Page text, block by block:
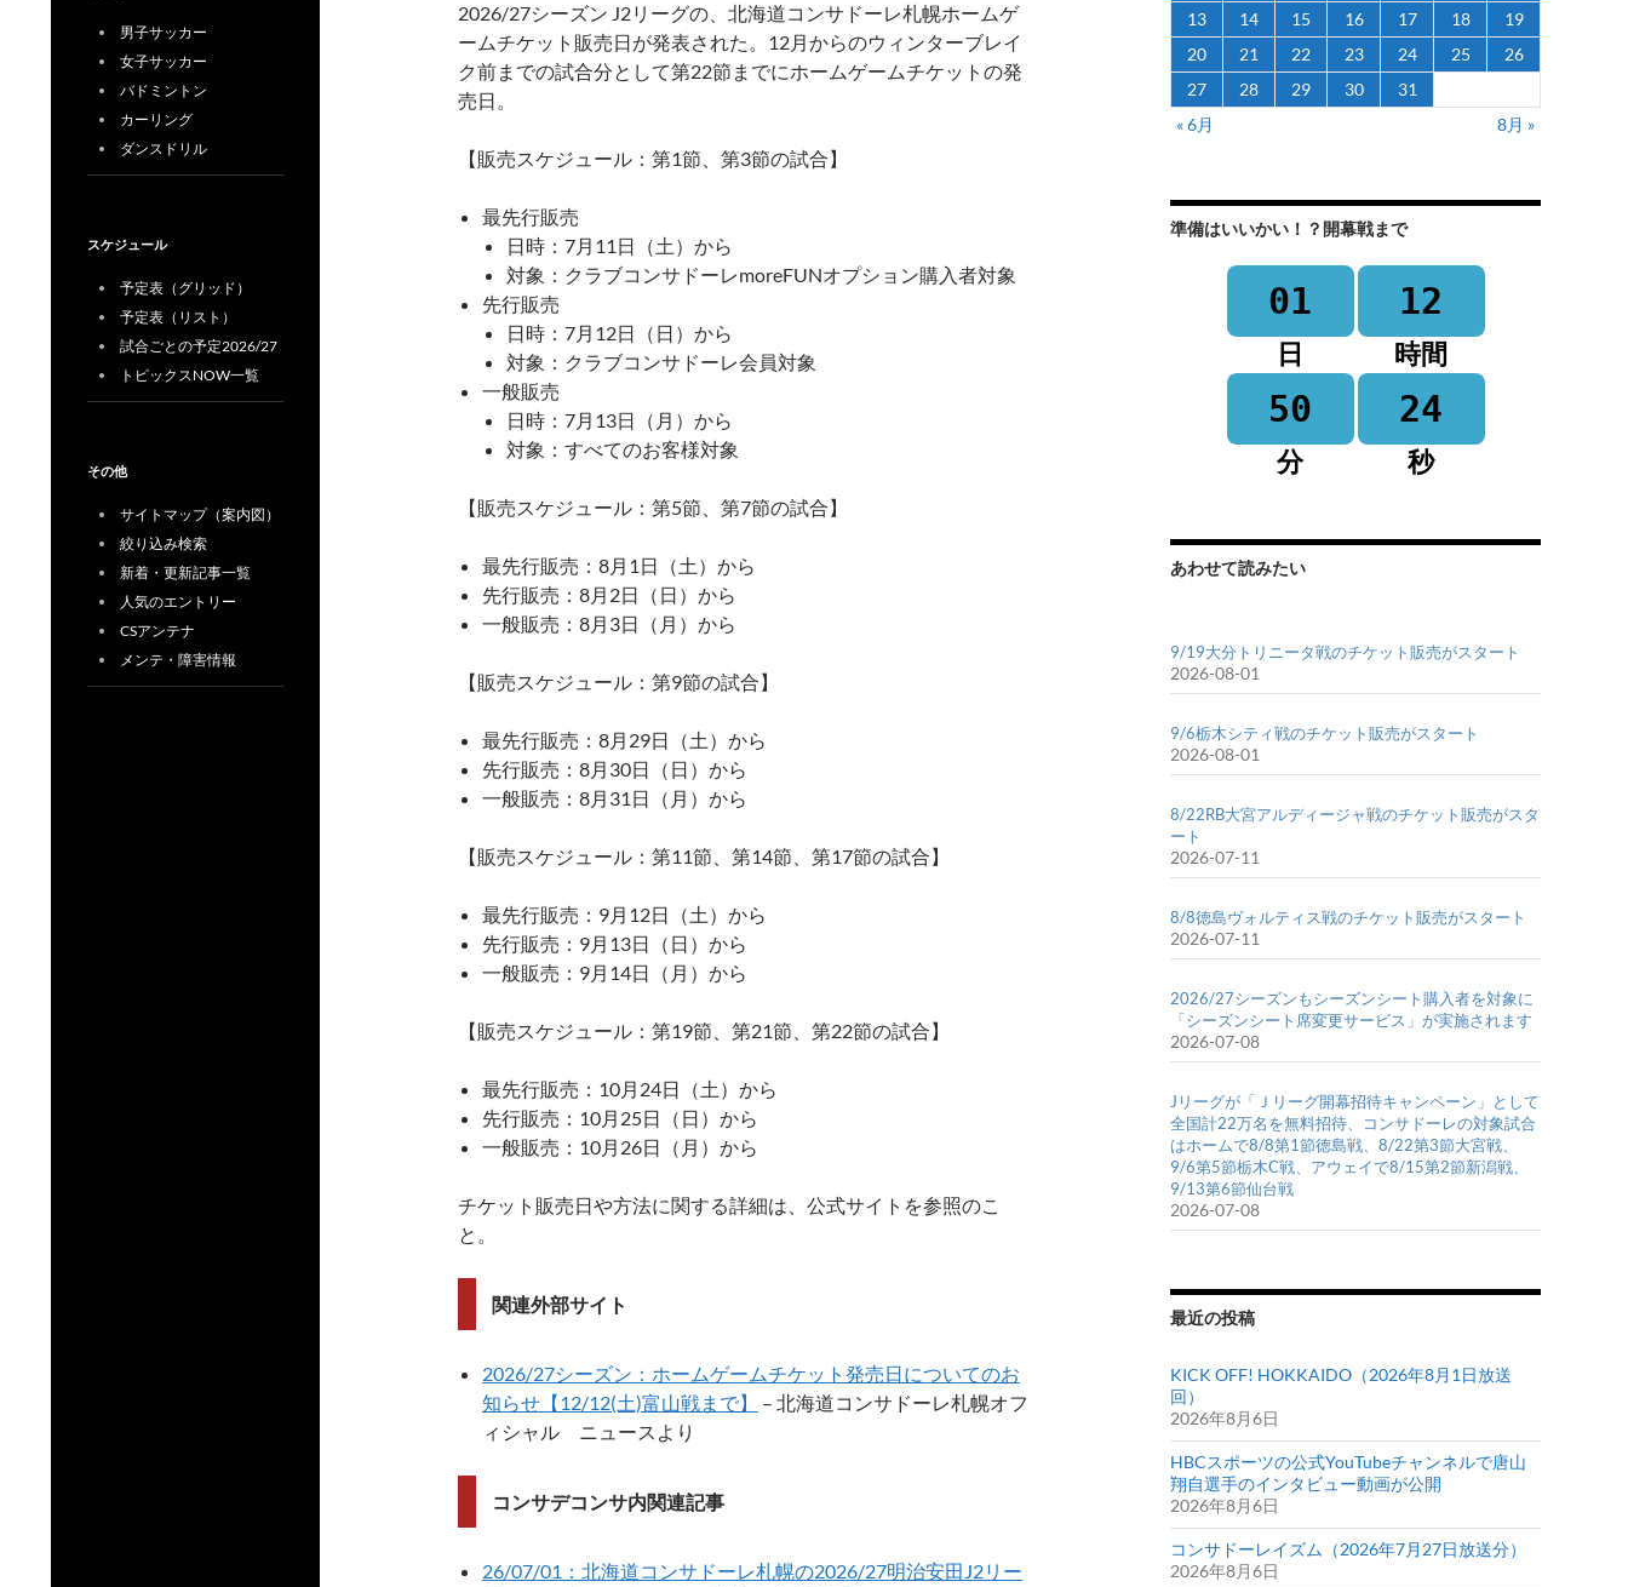
2026/27シーズン J2リーグの、北海道コンサドーレ札幌ホームゲ
ームチケット販売日が発表された。12月からのウィンターブレイ
ク前までの試合分として第22節までにホームゲームチケットの発
売日。
【販売スケジュール：第1節、第3節の試合】
最先行販売
日時：7月11日（土）から
対象：クラブコンサドーレmoreFUNオプション購入者対象
先行販売
日時：7月12日（日）から
対象：クラブコンサドーレ会員対象
一般販売
日時：7月13日（月）から
対象：すべてのお客様対象
【販売スケジュール：第5節、第7節の試合】
最先行販売：8月1日（土）から
先行販売：8月2日（日）から
一般販売：8月3日（月）から
【販売スケジュール：第9節の試合】
最先行販売：8月29日（土）から
先行販売：8月30日（日）から
一般販売：8月31日（月）から
【販売スケジュール：第11節、第14節、第17節の試合】
最先行販売：9月12日（土）から
先行販売：9月13日（日）から
一般販売：9月14日（月）から
【販売スケジュール：第19節、第21節、第22節の試合】
最先行販売：10月24日（土）から
先行販売：10月25日（日）から
一般販売：10月26日（月）から
チケット販売日や方法に関する詳細は、公式サイトを参照のこ
と。
関連外部サイト
2026/27シーズン：ホームゲームチケット発売日についてのお
知らせ【12/12(土)富山戦まで】
– 北海道コンサドーレ札幌オフ
ィシャル ニュースより
コンサデコンサ内関連記事
26/07/01：北海道コンサドーレ札幌の2026/27明治安田J2リー
13
14 15 16 17 18
19
20
21 22 23 24 25
26
27
28 29 30
31
« 6月
8月 »
準備はいいかい！？開幕戦まで
01
日
12
時間
50
分
24
秒
あわせて読みたい
9/19大分トリニータ戦のチケット販売がスタート
2026-08-01
9/6栃木シティ戦のチケット販売がスタート
2026-08-01
8/22RB大宮アルディージャ戦のチケット販売がスタ
ート
2026-07-11
8/8徳島ヴォルティス戦のチケット販売がスタート
2026-07-11
2026/27シーズンもシーズンシート購入者を対象に
「シーズンシート席変更サービス」が実施されます
2026-07-08
Jリーグが「Ｊリーグ開幕招待キャンペーン」として
全国計22万名を無料招待、コンサドーレの対象試合
はホームで8/8第1節徳島戦、8/22第3節大宮戦、
9/6第5節栃木C戦、アウェイで8/15第2節新潟戦、
9/13第6節仙台戦
2026-07-08
最近の投稿
KICK OFF! HOKKAIDO（2026年8月1日放送
回）
2026年8月6日
HBCスポーツの公式YouTubeチャンネルで唐山
翔自選手のインタビュー動画が公開
2026年8月6日
コンサドーレイズム（2026年7月27日放送分）
2026年8月6日
男子サッカー
女子サッカー
バドミントン
カーリング
ダンスドリル
スケジュール
予定表（グリッド）
予定表（リスト）
試合ごとの予定2026/27
トピックスNOW一覧
その他
サイトマップ（案内図）
絞り込み検索
新着・更新記事一覧
人気のエントリー
CSアンテナ
メンテ・障害情報